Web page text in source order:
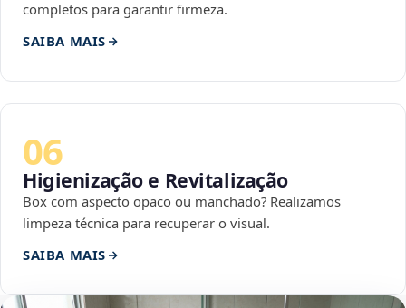
completos para garantir firmeza.
SAIBA MAIS
06
Higienização e Revitalização
Box com aspecto opaco ou manchado? Realizamos
limpeza técnica para recuperar o visual.
SAIBA MAIS